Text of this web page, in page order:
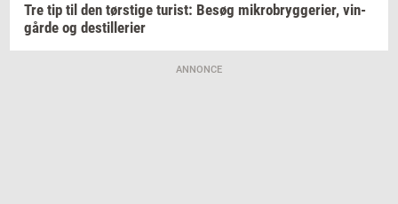
Tre tip til den tørsti­ge turist: Besøg mi­kro­bryg­ge­ri­er, vin­
går­de og destil­le­ri­er
ANNONCE